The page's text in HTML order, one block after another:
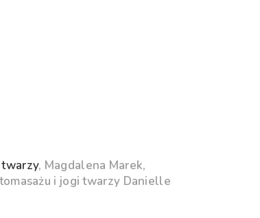
twarzy, Magdalena Marek,
i jogi twarzy Danielle